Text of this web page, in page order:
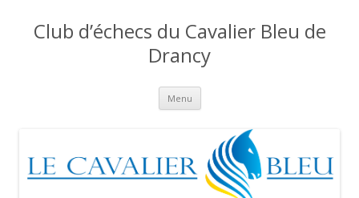
Club d’échecs du Cavalier Bleu de
Drancy
Menu Aller
contenu